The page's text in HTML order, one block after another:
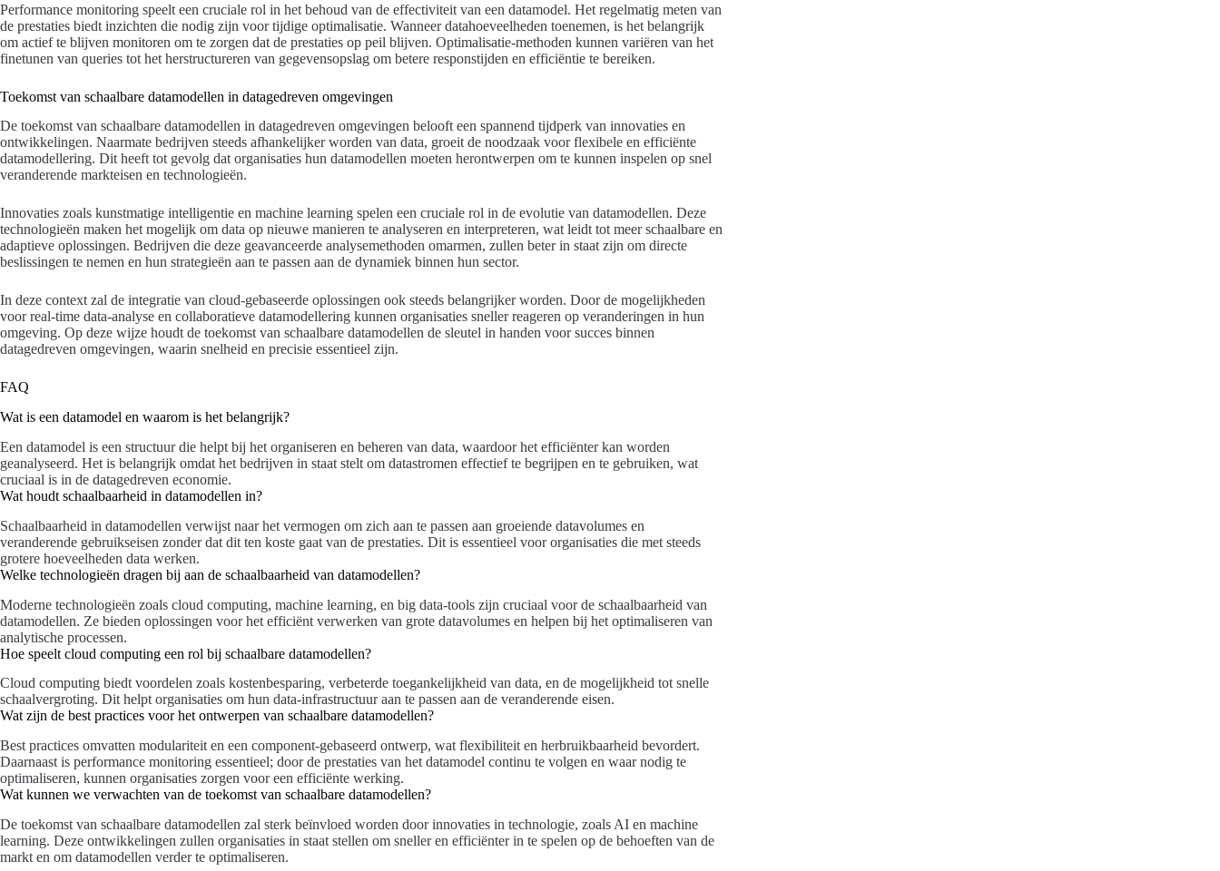
Performance monitoring speelt een cruciale rol in het behoud van de effectiviteit van een datamodel. Het regelmatig meten van
de prestaties biedt inzichten die nodig zijn voor tijdige optimalisatie. Wanneer datahoeveelheden toenemen, is het belangrijk
om actief te blijven monitoren om te zorgen dat de prestaties op peil blijven. Optimalisatie-methoden kunnen variëren van het
finetunen van queries tot het herstructureren van gegevensopslag om betere responstijden en efficiëntie te bereiken.
Toekomst van schaalbare datamodellen in datagedreven omgevingen
De toekomst van schaalbare datamodellen in datagedreven omgevingen belooft een spannend tijdperk van innovaties en
ontwikkelingen. Naarmate bedrijven steeds afhankelijker worden van data, groeit de noodzaak voor flexibele en efficiënte
datamodellering. Dit heeft tot gevolg dat organisaties hun datamodellen moeten herontwerpen om te kunnen inspelen op snel
veranderende markteisen en technologieën.
Innovaties zoals kunstmatige intelligentie en machine learning spelen een cruciale rol in de evolutie van datamodellen. Deze
technologieën maken het mogelijk om data op nieuwe manieren te analyseren en interpreteren, wat leidt tot meer schaalbare en
adaptieve oplossingen. Bedrijven die deze geavanceerde analysemethoden omarmen, zullen beter in staat zijn om directe
beslissingen te nemen en hun strategieën aan te passen aan de dynamiek binnen hun sector.
In deze context zal de integratie van cloud-gebaseerde oplossingen ook steeds belangrijker worden. Door de mogelijkheden
voor real-time data-analyse en collaboratieve datamodellering kunnen organisaties sneller reageren op veranderingen in hun
omgeving. Op deze wijze houdt de toekomst van schaalbare datamodellen de sleutel in handen voor succes binnen
datagedreven omgevingen, waarin snelheid en precisie essentieel zijn.
FAQ
Wat is een datamodel en waarom is het belangrijk?
Een datamodel is een structuur die helpt bij het organiseren en beheren van data, waardoor het efficiënter kan worden
geanalyseerd. Het is belangrijk omdat het bedrijven in staat stelt om datastromen effectief te begrijpen en te gebruiken, wat
cruciaal is in de datagedreven economie.
Wat houdt schaalbaarheid in datamodellen in?
Schaalbaarheid in datamodellen verwijst naar het vermogen om zich aan te passen aan groeiende datavolumes en
veranderende gebruikseisen zonder dat dit ten koste gaat van de prestaties. Dit is essentieel voor organisaties die met steeds
grotere hoeveelheden data werken.
Welke technologieën dragen bij aan de schaalbaarheid van datamodellen?
Moderne technologieën zoals cloud computing, machine learning, en big data-tools zijn cruciaal voor de schaalbaarheid van
datamodellen. Ze bieden oplossingen voor het efficiënt verwerken van grote datavolumes en helpen bij het optimaliseren van
analytische processen.
Hoe speelt cloud computing een rol bij schaalbare datamodellen?
Cloud computing biedt voordelen zoals kostenbesparing, verbeterde toegankelijkheid van data, en de mogelijkheid tot snelle
schaalvergroting. Dit helpt organisaties om hun data-infrastructuur aan te passen aan de veranderende eisen.
Wat zijn de best practices voor het ontwerpen van schaalbare datamodellen?
Best practices omvatten modulariteit en een component-gebaseerd ontwerp, wat flexibiliteit en herbruikbaarheid bevordert.
Daarnaast is performance monitoring essentieel; door de prestaties van het datamodel continu te volgen en waar nodig te
optimaliseren, kunnen organisaties zorgen voor een efficiënte werking.
Wat kunnen we verwachten van de toekomst van schaalbare datamodellen?
De toekomst van schaalbare datamodellen zal sterk beïnvloed worden door innovaties in technologie, zoals AI en machine
learning. Deze ontwikkelingen zullen organisaties in staat stellen om sneller en efficiënter in te spelen op de behoeften van de
markt en om datamodellen verder te optimaliseren.